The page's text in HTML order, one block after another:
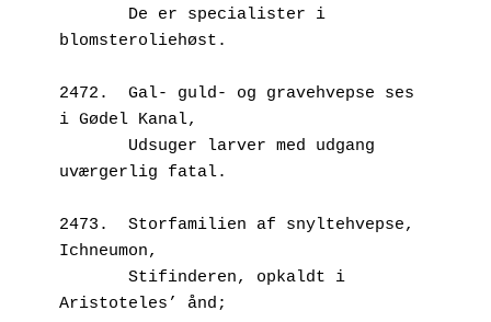
blomsteroliehøst.
2472.  Gal- guld- og gravehvepse ses
i Gødel Kanal,
uværgerlig fatal.
2473.  Storfamilien af snyltehvepse,
Ichneumon,
Aristoteles’ ånd;